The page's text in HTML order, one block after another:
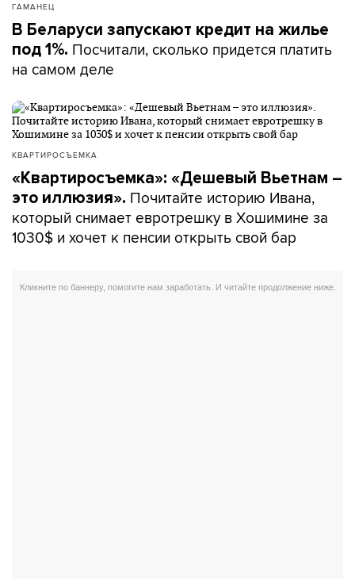
ГАМАНЕЦ
В Беларуси запускают кредит на жилье
под 1%. Посчитали, сколько придется платить
на самом деле
КВАРТИРОСЪЕМКА
«Квартиросъемка»: «Дешевый Вьетнам –
это иллюзия». Почитайте историю Ивана,
который снимает евротрешку в Хошимине за
1030$ и хочет к пенсии открыть свой бар